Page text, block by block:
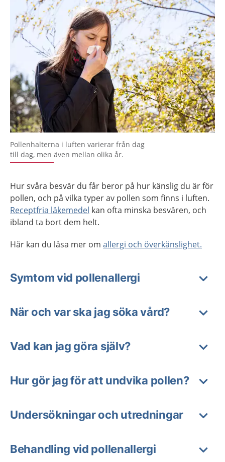
Pollenhalterna i luften varierar från dag
till dag, men även mellan olika år.
Hur svåra besvär du får beror på hur känslig du är för
pollen, och på vilka typer av pollen som finns i luften.
Receptfria läkemedel kan ofta minska besvären, och
ibland ta bort dem helt.
Här kan du läsa mer om allergi och överkänslighet.
Symtom vid pollenallergi
När och var ska jag söka vård?
Vad kan jag göra själv?
Hur gör jag för att undvika pollen?
Undersökningar och utredningar
Behandling vid pollenallergi